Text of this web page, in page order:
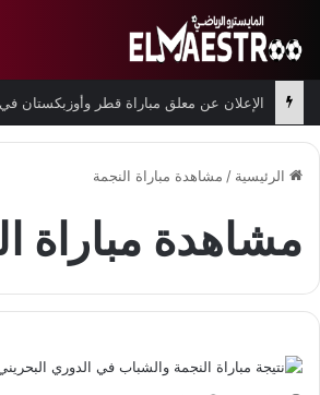
الإعلان عن معلق مباراة قطر وأوزبكستان
الرئيسية / مشاهدة مباراة النجمة
مشاهدة مباراة